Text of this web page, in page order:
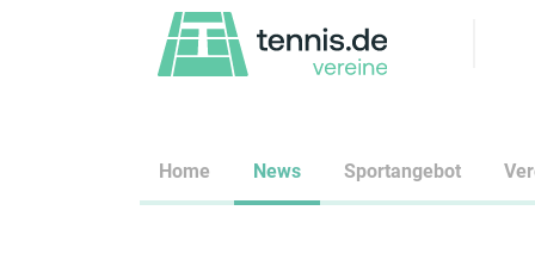
Home News Sportangebot